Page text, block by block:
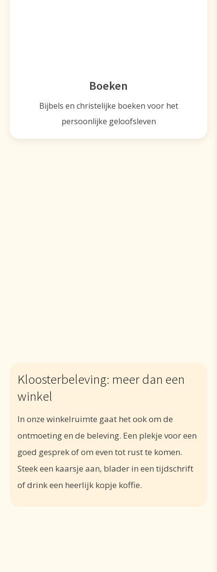
Boeken
Bijbels en christelijke boeken voor het
persoonlijke geloofsleven
Kloosterbeleving: meer dan een
winkel
In onze winkelruimte gaat het ook om de
ontmoeting en de beleving. Een plekje voor een
goed gesprek of om even tot rust te komen.
Steek een kaarsje aan, blader in een tijdschrift
of drink een heerlijk kopje koffie.